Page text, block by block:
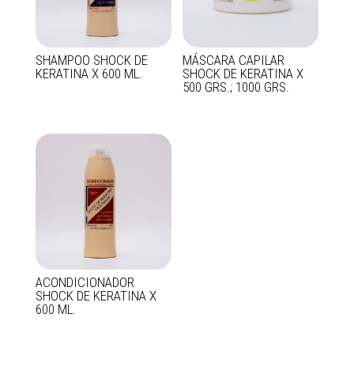
SHAMPOO SHOCK DE
KERATINA X 600 ML.
MÁSCARA CAPILAR
SHOCK DE KERATINA X
500 GRS.; 1000 GRS.
ACONDICIONADOR
SHOCK DE KERATINA X
600 ML.